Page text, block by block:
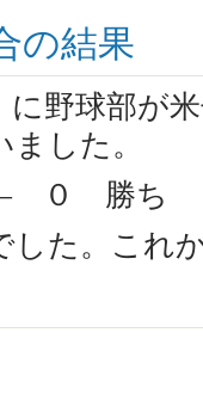
の結果
に野球部が
した。
勝
た。これ